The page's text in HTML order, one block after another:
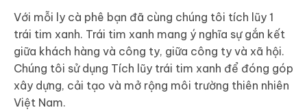
Với mỗi ly cà phê bạn đã cùng chúng tôi tích lũy 1
trái tim xanh. Trái tim xanh mang ý nghĩa sự gắn kết
giữa khách hàng và công ty, giữa công ty và xã hội.
Chúng tôi sử dụng Tích lũy trái tim xanh để đóng góp
xây dựng, cải tạo và mở rộng môi trường thiên nhiên
Việt Nam.